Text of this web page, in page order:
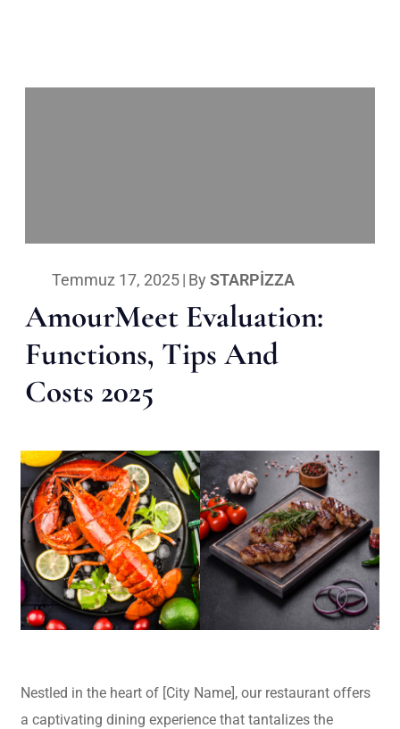
Temmuz 17, 2025| By STARPIZZA
AmourMeet Evaluation:
Functions, Tips And
Costs 2025
Nestled in the heart of [City Name], our restaurant offers
a captivating dining experience that tantalizes the